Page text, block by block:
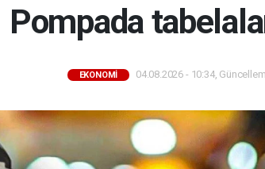
Pompada
EKONOMİ 04.08.2026 - 10:34,